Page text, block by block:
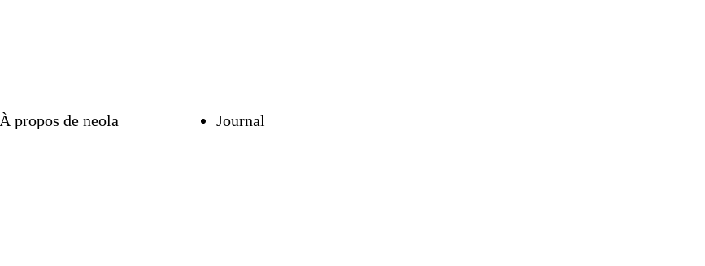
À propos de neola Journal